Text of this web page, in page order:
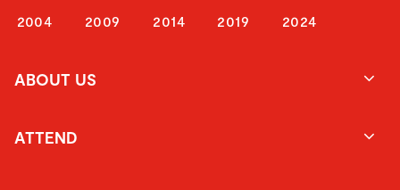
2004
2009
2014
2019
2024
ABOUT US
ATTEND